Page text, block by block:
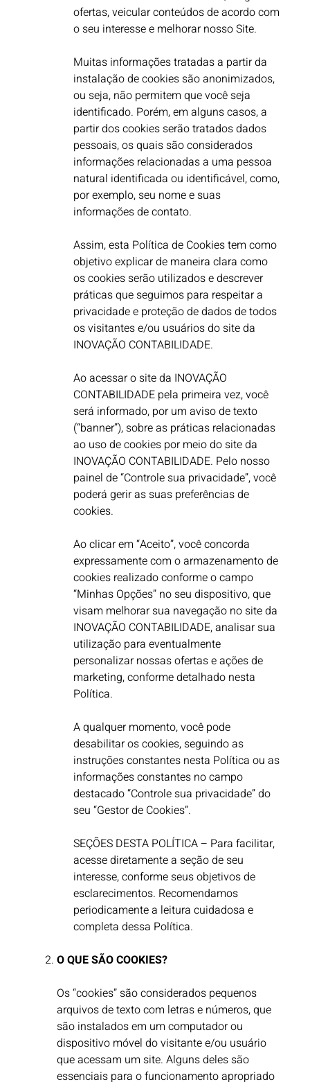
ofertas, veicular conteúdos de acordo com
o seu interesse e melhorar nosso Site.
Muitas informações tratadas a partir da
instalação de cookies são anonimizados,
ou seja, não permitem que você seja
identificado. Porém, em alguns casos, a
partir dos cookies serão tratados dados
pessoais, os quais são considerados
informações relacionadas a uma pessoa
natural identificada ou identificável, como,
por exemplo, seu nome e suas
informações de contato.
Assim, esta Política de Cookies tem como
objetivo explicar de maneira clara como
os cookies serão utilizados e descrever
práticas que seguimos para respeitar a
privacidade e proteção de dados de todos
os visitantes e/ou usuários do site da
INOVAÇÃO CONTABILIDADE. ​
Ao acessar o site da INOVAÇÃO
CONTABILIDADE pela primeira vez, você
será informado, por um aviso de texto
(“banner”), sobre as práticas relacionadas
ao uso de cookies por meio do site da
INOVAÇÃO CONTABILIDADE. Pelo nosso
painel de “Controle sua privacidade”, você
poderá gerir as suas preferências de
cookies. ​
Ao clicar em “Aceito”, você concorda
expressamente com o armazenamento de
cookies realizado conforme o campo
“Minhas Opções” no seu dispositivo, que
visam melhorar sua navegação no site da
INOVAÇÃO CONTABILIDADE, analisar sua
utilização para eventualmente
personalizar nossas ofertas e ações de
marketing, conforme detalhado nesta
Política.
A qualquer momento, você pode
desabilitar os cookies, seguindo as
instruções constantes nesta Política ou as
informações constantes no campo
destacado “Controle sua privacidade” do
seu “Gestor de Cookies”.
SEÇÕES DESTA POLÍTICA – Para facilitar,
acesse diretamente a seção de seu
interesse, conforme seus objetivos de
esclarecimentos. Recomendamos
periodicamente a leitura cuidadosa e
completa dessa Política.
O QUE SÃO COOKIES?
Os “cookies” são considerados pequenos
arquivos de texto com letras e números, que
são instalados em um computador ou
dispositivo móvel do visitante e/ou usuário
que acessam um site. Alguns deles são
essenciais para o funcionamento apropriado